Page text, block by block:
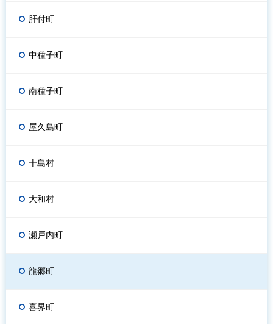
肝付町
中種子町
南種子町
屋久島町
十島村
大和村
瀬戸内町
龍郷町
喜界町